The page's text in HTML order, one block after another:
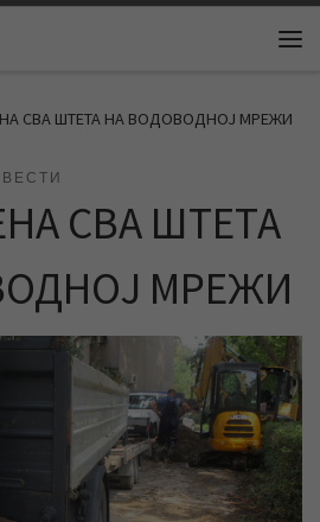
СВА ШТЕТА НА ВОДОВОДНОЈ МРЕЖИ
СВА ШТЕТА
МРЕЖИ